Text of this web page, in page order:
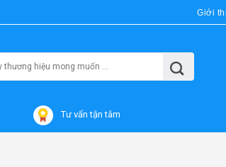
Giới
Tư vấn tận tâm